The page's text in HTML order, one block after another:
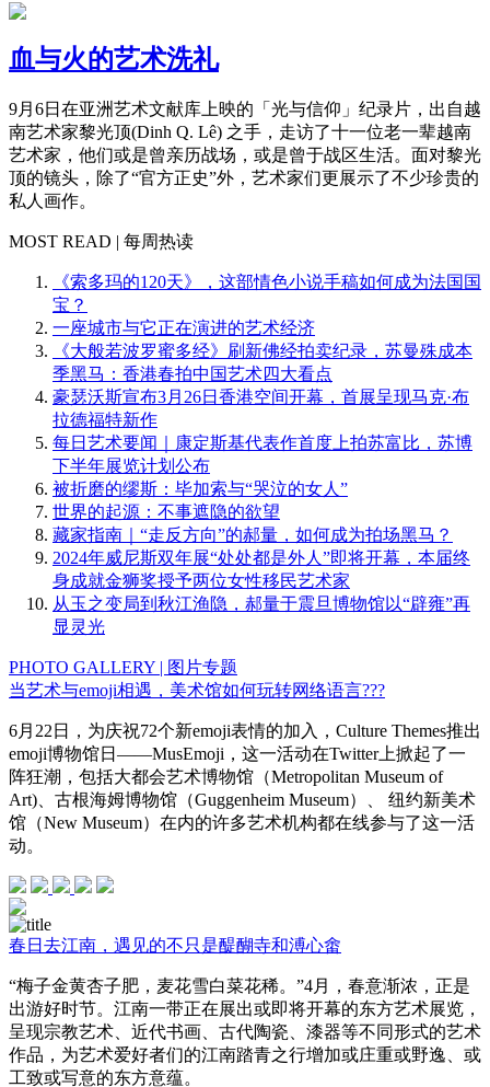
血与火的艺术洗礼
9月6日在亚洲艺术文献库上映的「光与信仰」纪录片，出自越
南艺术家黎光顶(Dinh Q. Lê) 之手，走访了十一位老一辈越南
艺术家，他们或是曾亲历战场，或是曾于战区生活。面对黎光
顶的镜头，除了“官方正史”外，艺术家们更展示了不少珍贵的
私人画作。
MOST READ | 每周热读
《索多玛的120天》，这部情色小说手稿如何成为法国国
宝？
一座城市与它正在演进的艺术经济
《大般若波罗蜜多经》刷新佛经拍卖纪录，苏曼殊成本
季黑马：香港春拍中国艺术四大看点
豪瑟沃斯宣布3月26日香港空间开幕，首展呈现马克·布
拉德福特新作
每日艺术要闻｜康定斯基代表作首度上拍苏富比，苏博
下半年展览计划公布
被折磨的缪斯：毕加索与“哭泣的女人”
世界的起源：不事遮隐的欲望
藏家指南｜“走反方向”的郝量，如何成为拍场黑马？
2024年威尼斯双年展“处处都是外人”即将开幕，本届终
身成就金狮奖授予两位女性移民艺术家
从玉之变局到秋江渔隐，郝量于震旦博物馆以“辟雍”再
显灵光
PHOTO GALLERY | 图片专题
当艺术与emoji相遇，美术馆如何玩转网络语言???
6月22日，为庆祝72个新emoji表情的加入，Culture Themes推出
emoji博物馆日——MusEmoji，这一活动在Twitter上掀起了一
阵狂潮，包括大都会艺术博物馆（Metropolitan Museum of
Art)、古根海姆博物馆（Guggenheim Museum）、 纽约新美术
馆（New Museum）在内的许多艺术机构都在线参与了这一活
动。
春日去江南，遇见的不只是醍醐寺和溥心畬
“梅子金黄杏子肥，麦花雪白菜花稀。”4月，春意渐浓，正是
出游好时节。江南一带正在展出或即将开幕的东方艺术展览，
呈现宗教艺术、近代书画、古代陶瓷、漆器等不同形式的艺术
作品，为艺术爱好者们的江南踏青之行增加或庄重或野逸、或
工致或写意的东方意蕴。